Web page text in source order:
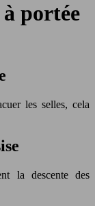
portée
les selles, cela
la descente des